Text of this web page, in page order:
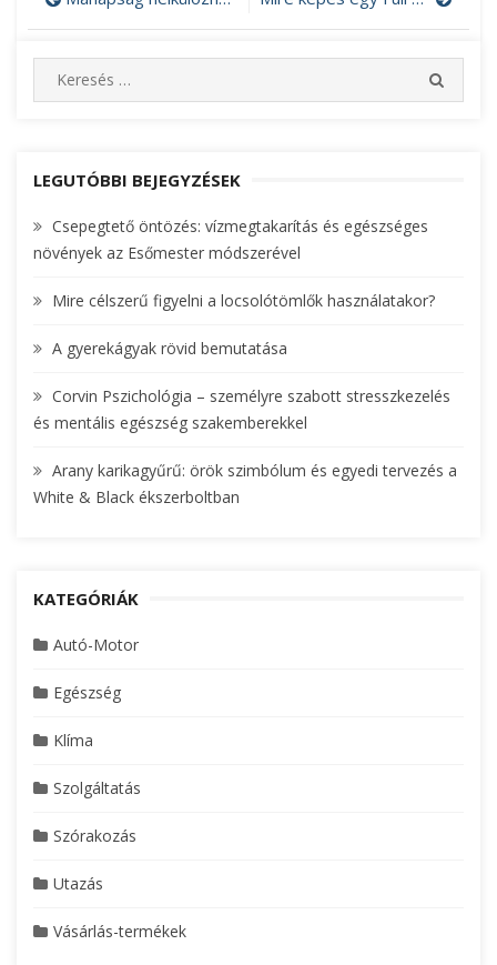
Bejegyzés
navigáció
e
c
f
o
:
E
LEGUTÓBBI BEJEGYZÉSEK
Csepegtető öntözés: vízmegtakarítás és egészséges
növények az Esőmester módszerével
Mire célszerű figyelni a locsolótömlők használatakor?
A gyerekágyak rövid bemutatása
Corvin Pszichológia – személyre szabott stresszkezelés
és mentális egészség szakemberekkel
Arany karikagyűrű: örök szimbólum és egyedi tervezés a
White & Black ékszerboltban
KATEGÓRIÁK
Autó-Motor
Egészség
Klíma
Szolgáltatás
Szórakozás
Utazás
Vásárlás-termékek